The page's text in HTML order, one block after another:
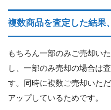
複数商品を査定した結果
もちろん一部のみご売却い
し、一部のみ売却の場合は
す。同時に複数ご売却いた
アップしているためです。